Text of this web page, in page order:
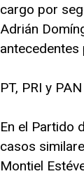
cargo por
Adrián
antecedentes
PT, PRI y
En el Partido
casos
Montiel